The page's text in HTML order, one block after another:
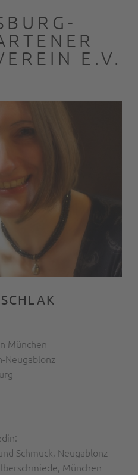
E.V.
München
Neugablonz
Schmuck, Neugablonz
München